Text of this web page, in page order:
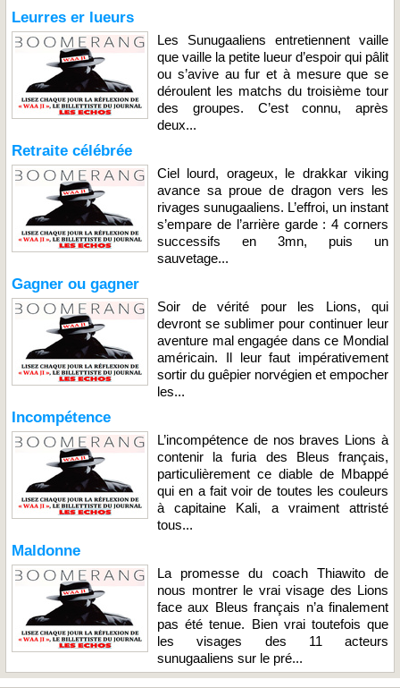
Leurres er lueurs
Les Sunugaaliens entretiennent vaille
que vaille la petite lueur d’espoir qui pâlit
ou s’avive au fur et à mesure que se
déroulent les matchs du troisième tour
des groupes. C’est connu, après
deux...
Retraite célébrée
Ciel lourd, orageux, le drakkar viking
avance sa proue de dragon vers les
rivages sunugaaliens. L’effroi, un instant
s’empare de l’arrière garde : 4 corners
successifs en 3mn, puis un
sauvetage...
Gagner ou gagner
Soir de vérité pour les Lions, qui
devront se sublimer pour continuer leur
aventure mal engagée dans ce Mondial
américain. Il leur faut impérativement
sortir du guêpier norvégien et empocher
les...
Incompétence
L’incompétence de nos braves Lions à
contenir la furia des Bleus français,
particulièrement ce diable de Mbappé
qui en a fait voir de toutes les couleurs
à capitaine Kali, a vraiment attristé
tous...
Maldonne
La promesse du coach Thiawito de
nous montrer le vrai visage des Lions
face aux Bleus français n’a finalement
pas été tenue. Bien vrai toutefois que
les visages des 11 acteurs
sunugaaliens sur le pré...